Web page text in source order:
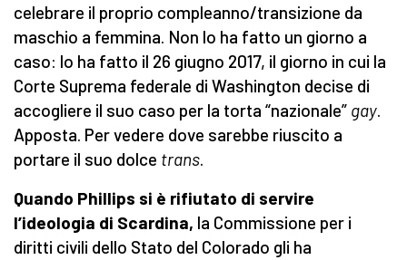
celebrare il proprio compleanno/transizione da
maschio a femmina. Non lo ha fatto un giorno a
caso: lo ha fatto il 26 giugno 2017, il giorno in cui la
Corte Suprema federale di Washington decise di
accogliere il suo caso per la torta “nazionale” gay.
Apposta. Per vedere dove sarebbe riuscito a
portare il suo dolce trans.
Quando Phillips si è rifiutato di servire
l’ideologia di Scardina, la Commissione per i
diritti civili dello Stato del Colorado gli ha